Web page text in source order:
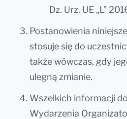
Dz. Urz. UE „L”
Postanowienia
stosuje się do
także wówczas, gdy
ulegną zmianie.
Wszelkich informacji
Wydarzenia